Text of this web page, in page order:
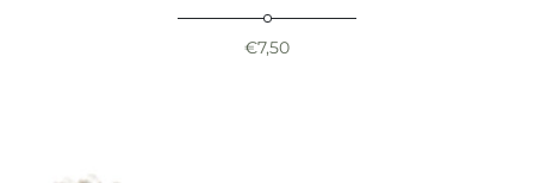
€7,50